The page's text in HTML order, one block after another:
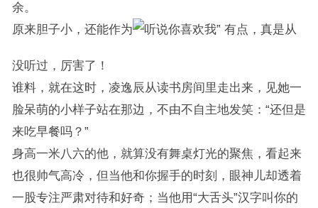
余。
原来胆子小，还能作为
有点，真是从
没听过，厉害了！
谁料，就在这时，凌逸辰从读书房间里走出来，见她一
脸呆萌的小样子站在那边，不由不自主地发笑：“还但是
来吃早餐吗？”
身高一米八六的他，就算没有舞桌灯光的聚焦，看起来
也很帅气高冷，但当他和你握手的时刻，眼神儿却透着
一股专注严肃对待和好奇；当他用“大舌头”汉字叫你的